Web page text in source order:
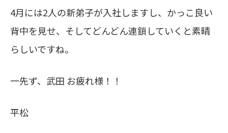
4月には2人の新弟子が入社しますし、かっこ良い
背中を見せ、そしてどんどん連鎖していくと素晴
らしいですね。
一先ず、武田 お疲れ様！！
平松